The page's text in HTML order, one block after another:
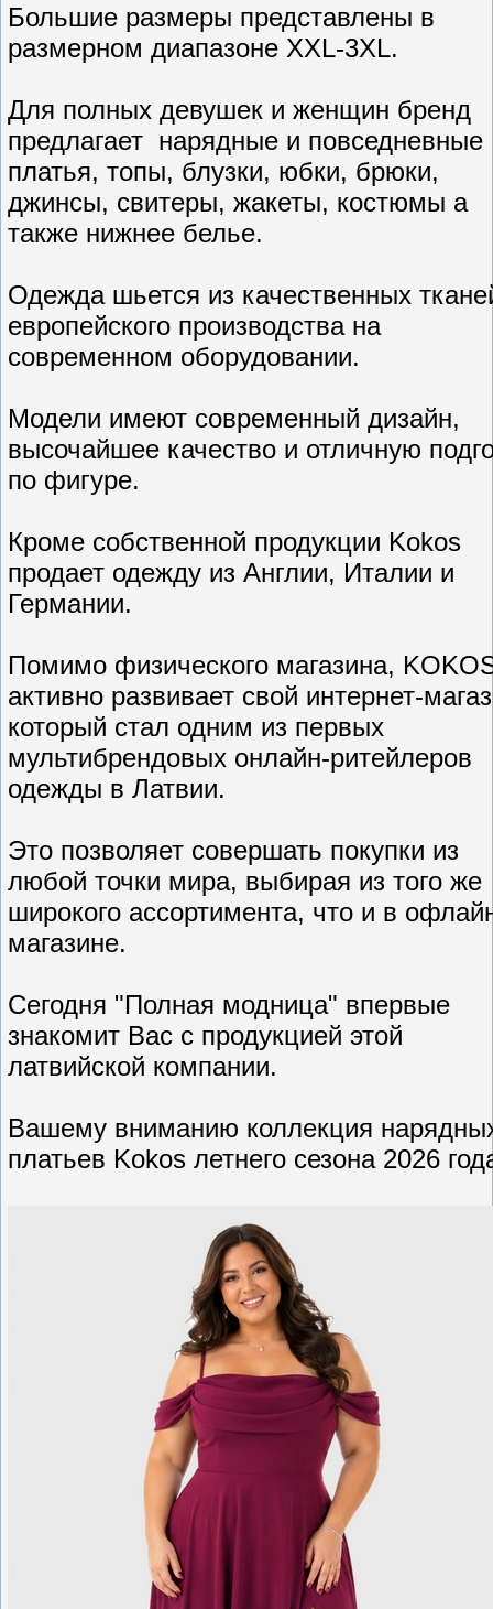
Большие размеры представлены в
размерном диапазоне XXL-3XL.
Для полных девушек и женщин бренд
предлагает нарядные и повседневные
платья, топы, блузки, юбки, брюки,
джинсы, свитеры, жакеты, костюмы а
также нижнее белье.
Одежда шьется из качественных
европейского производства на
современном оборудовании.
Модели имеют современный дизайн,
высочайшее качество и отличную
по фигуре.
Кроме собственной продукции Kokos
продает одежду из Англии, Италии и
Германии.
Помимо физического магазина,
активно развивает свой интернет-
который стал одним из первых
мультибрендовых онлайн-ритейлеров
одежды в Латвии.
Это позволяет совершать покупки из
любой точки мира, выбирая из того же
широкого ассортимента, что и в
магазине.
Сегодня "Полная модница" впервые
знакомит Вас с продукцией этой
латвийской компании.
Вашему вниманию коллекция
платьев Kokos летнего сезона 2026